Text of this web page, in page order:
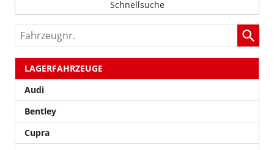
Schnellsuche
Fahrzeugnr.
LAGERFAHRZEUGE
Audi
Bentley
Cupra